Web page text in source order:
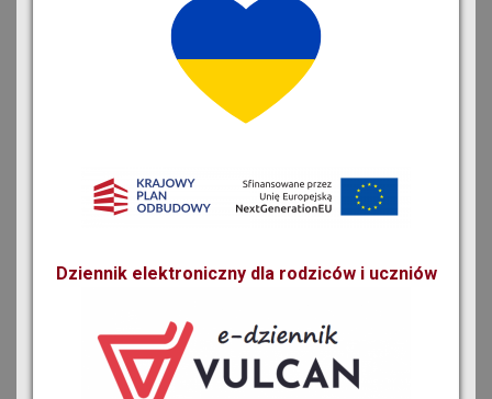
Dziennik elektroniczny dla rodziców i uczniów